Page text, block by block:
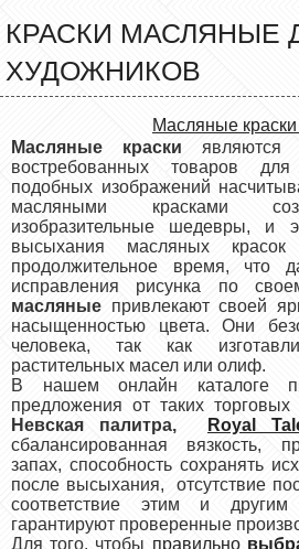
КРАСКИ МАСЛЯНЫЕ
ХУДОЖНИКОВ
Масляные
Масляные краски являются
востребованных товаров
подобных изображений
масляными красками
изобразительные шедевры, и
высыхания масляных красок
продолжительное время, что
исправления рисунка по
масляные привлекают своей
насыщенностью цвета. Они
человека, так как
растительных масел или олиф.
В нашем онлайн каталоге
предложения от таких торговых
Невская палитра,
Royal
сбалансированная вязкость,
запах, способность сохранять
после высыхания, отсутствие
соответствие этим и другим
гарантируют проверенные
Для того, чтобы правильно